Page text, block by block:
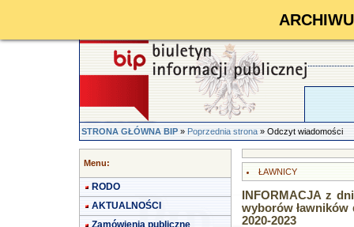
STRONA GŁÓWNA BIP»Poprzednia strona» Odczyt wiadomości
Menu:
RODO
AKTUALNOŚCI
Zamówienia publiczne
ŁAWNICY
INFORMACJA z
wyborów ławników
2020-2023